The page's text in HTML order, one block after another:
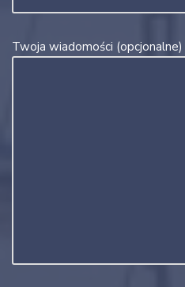
Twoja wiadomości (opcjonalne)